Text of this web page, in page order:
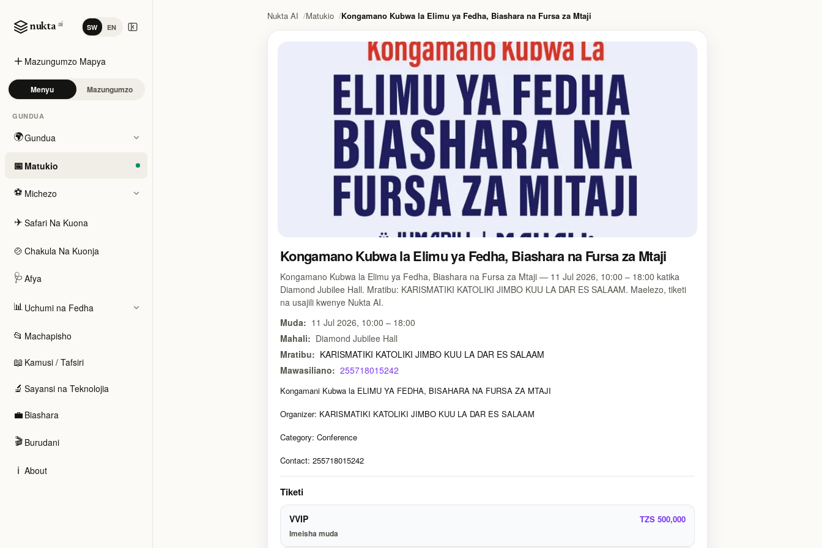
nukta ai SW EN
Mazungumzo Mapya
Menyu Mazungumzo
GUNDUA
🌍Gundua
📅 Matukio
⚽ Michezo
✈️ Safari Na Kuona
🍲 Chakula Na Kuonja
🩺 Afya
📊 Uchumi na Fedha
📂 Machapisho
📖 Kamusi / Tafsiri
🔬 Sayansi na Teknolojia
💼 Biashara
🎬 Burudani
ℹ️ About
Nukta AI Matukio Kongamano Kubwa la Elimu ya Fedha, Biashara na Fursa za Mtaji
Kongamano Kubwa la Elimu ya Fedha, Biashara na Fursa za Mtaji
Kongamano Kubwa la Elimu ya Fedha, Biashara na Fursa za Mtaji — 11 Jul 2026, 10:00 – 18:00 katika
Diamond Jubilee Hall. Mratibu: KARISMATIKI KATOLIKI JIMBO KUU LA DAR ES SALAAM. Maelezo, tiketi
na usajili kwenye Nukta AI.
Muda: 11 Jul 2026, 10:00 – 18:00
Mahali: Diamond Jubilee Hall
Mratibu: KARISMATIKI KATOLIKI JIMBO KUU LA DAR ES SALAAM
Mawasiliano: 255718015242
Kongamani Kubwa la ELIMU YA FEDHA, BISAHARA NA FURSA ZA MTAJI
Organizer: KARISMATIKI KATOLIKI JIMBO KUU LA DAR ES SALAAM
Category: Conference
Contact: 255718015242
Tiketi
VVIP TZS 500,000
Imeisha muda